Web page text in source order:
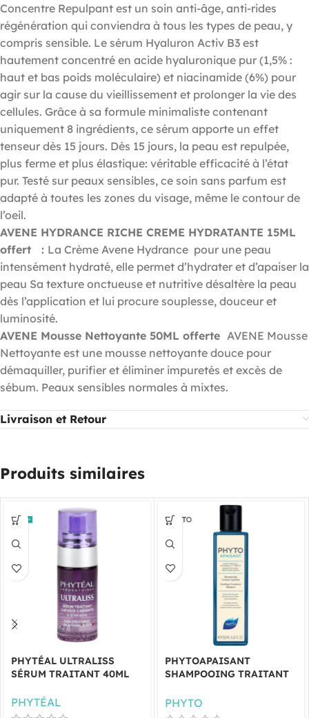
Concentre Repulpant est un soin anti-âge, anti-rides
régénération qui conviendra à tous les types de peau, y
compris sensible. Le sérum Hyaluron Activ B3 est
hautement concentré en acide hyaluronique pur (1,5% :
haut et bas poids moléculaire) et niacinamide (6%) pour
agir sur la cause du vieillissement et prolonger la vie des
cellules. Grâce à sa formule minimaliste contenant
uniquement 8 ingrédients, ce sérum apporte un effet
tenseur dès 15 jours. Dès 15 jours, la peau est repulpée,
plus ferme et plus élastique: véritable efficacité à l’état
pur. Testé sur peaux sensibles, ce soin sans parfum est
adapté à toutes les zones du visage, même le contour de
l’oeil.
AVENE HYDRANCE RICHE CREME HYDRATANTE 15ML
offert
: La Crème Avene Hydrance pour une peau
intensément hydraté, elle permet d’hydrater et d’apaiser la
peau Sa texture onctueuse et nutritive désaltère la peau
dès l’application et lui procure souplesse, douceur et
luminosité.
AVENE Mousse Nettoyante 50ML offerte AVENE Mousse
Nettoyante est une mousse nettoyante douce pour
démaquiller, purifier et éliminer impuretés et excès de
sébum. Peaux sensibles normales à mixtes.
Livraison et Retour
Produits similaires
PHYTÉAL ULTRALISS
SÉRUM TRAITANT 40ML
PHYTÉAL
PHYTOAPAISANT
SHAMPOOING TRAITANT
PHYTO